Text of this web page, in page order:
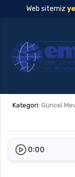
Web sitemiz
Kategori: Güncel
0:00